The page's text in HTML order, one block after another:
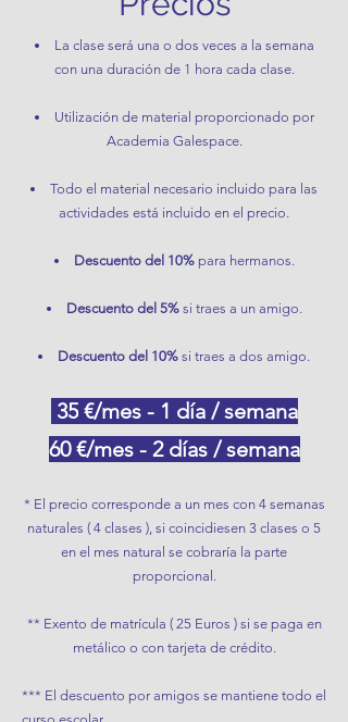
La clase será una o dos veces a la semana
con una duración de 1 hora cada clase.
Utilización de material proporcionado por
Academia Galespace.
Todo el material necesario incluido para las
actividades está incluido en el precio.
Descuento del 10%para hermanos.
Descuento del 5%si traes a un amigo.
Descuento del 10% si traes a dos amigo.​​​
35€/mes - 1 día / semana
60 €/mes - 2 días / semana
* El precio corresponde a un mes con 4 semanas
naturales ( 4 clases ), si coincidiesen 3 clases o 5
en el mes natural se cobraría la parte
proporcional.
** Exento de matrícula ( 25 Euros ) si se paga en
metálico o con tarjeta de crédito.
*** El descuento por amigos se mantiene todo el